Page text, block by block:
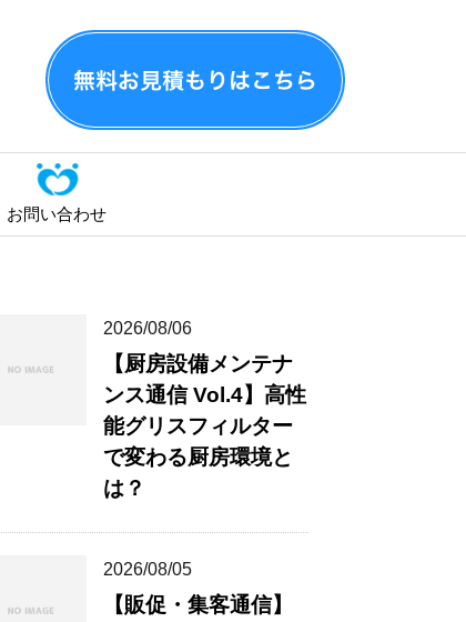
お問い合わせ
2026/08/06
【厨房設備メンテナ
ンス通信 Vol.4】高性
能グリスフィルター
で変わる厨房環境と
は？
2026/08/05
【販促・集客通信】